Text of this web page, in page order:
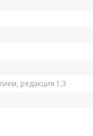
редакция 1.3